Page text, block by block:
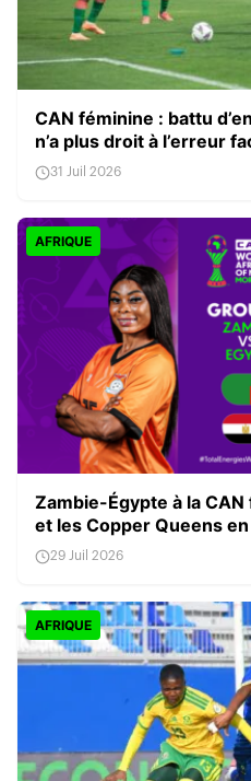
CAN féminine : battu
n’a plus droit à l’erreur
31 Juil 2026
AFRIQUE
Zambie-Égypte à la
et les Copper Queens
29 Juil 2026
AFRIQUE